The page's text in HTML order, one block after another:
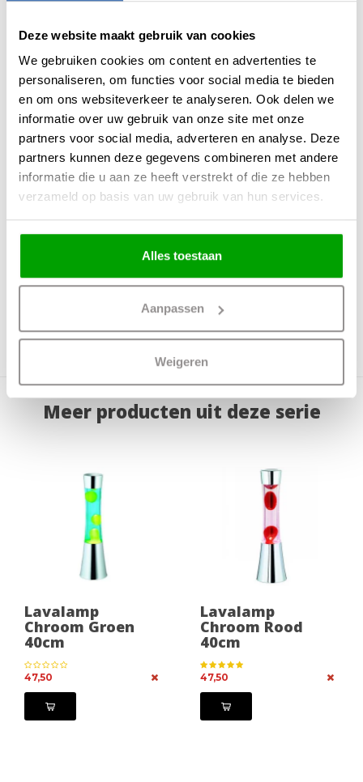
Deze website maakt gebruik van cookies
We gebruiken cookies om content en advertenties te
personaliseren, om functies voor social media te bieden
en om ons websiteverkeer te analyseren. Ook delen we
informatie over uw gebruik van onze site met onze
partners voor social media, adverteren en analyse. Deze
partners kunnen deze gegevens combineren met andere
informatie die u aan ze heeft verstrekt of die ze hebben
verzameld op basis van uw gebruik van hun services.
Alles toestaan
Aanpassen
Weigeren
Onze lavalampen zijn leverbaar in verschillende kleuren en maten, zo is er
voor ieder interieur wel een lavalamp te vinden.
Deze speelse lavalamp is weer terug van weggeweest! De bewegelijkeWITTE
lava geeft een speels effect zorgt voor een fijne sfeer in het interieur. De
lavalamp wordt geleverd inclusief een GU4 35Watt lichtbron. De lichtkleur is
vastgesteld op 2700 Kelvin. Bij deze tafellamp Lava wordt een schakelaar
meegeleverd zodat de lampen eenvoudig in en uit te schakelen is.
Specificaties:
Lichtbron: 1x35Watt GY6.35 12Volt (incl.)
Materiaal: Metaal & Glas
Maten: ↨ 40cm Ø 10.5cm
Meer producten uit deze serie
Lavalamp
Chroom Groen
40cm
47,50
Lavalamp
Chroom Rood
40cm
47,50